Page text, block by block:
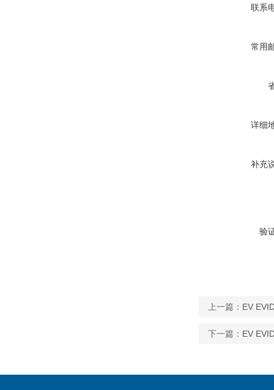
联系
常用
详细
补充
验
上一篇： EV
下一篇： EV